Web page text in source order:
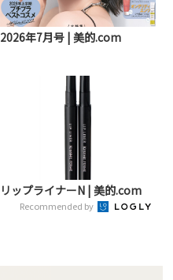
2026年7月号 | 美的.com
リップライナーN | 美的.com
Recommended by